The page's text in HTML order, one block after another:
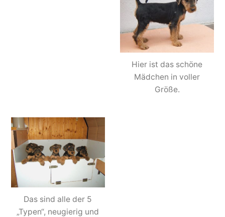
Hier ist das schöne
Mädchen in voller
Größe.
Das sind alle der 5
„Typen“, neugierig und